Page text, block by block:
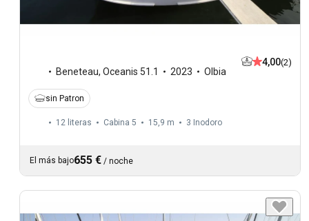
Beneteau, Oceanis 51.1 2023 Olbia
4,00(2)
sin Patron
12 literas Cabina 5 15,9 m 3 Inodoro
El más bajo655 € / noche